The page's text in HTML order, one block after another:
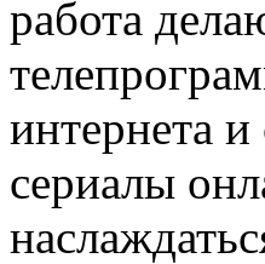
работа
интернета
сериалы